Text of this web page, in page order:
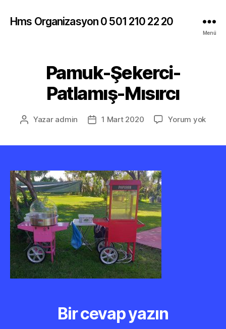
Hms Organizasyon 0 501 210 22 20
Menü
Pamuk-Şekerci-
Patlamış-Mısırcı
Yazının
Yazar admin
Yazı1 Mart 2020 Yorum yok
Bir cevap yazın